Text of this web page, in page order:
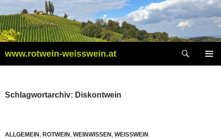
Inhalt
springen
www.rotwein-weisswein.at
Schlagwortarchiv: Diskontwein
ALLGEMEIN , ROTWEIN , WEINWISSEN , WEISSWEIN